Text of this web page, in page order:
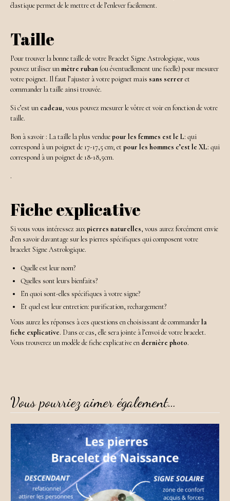
élastique permet de le mettre et de l’enlever facilement.
Taille
Pour trouver la bonne taille de votre Bracelet Signe Astrologique, vous
pouvez utiliser unmètre ruban (ou éventuellement une ficelle) pour mesurer
votre poignet. Il faut l’ajuster à votre poignet mais sans serrer et
commander la taille ainsi trouvée.
Si c’est un cadeau, vous pouvez mesurer le vôtre et voir en fonction de votre
taille.
Bon à savoir : La taille la plus venduepour les femmes est le L: qui
correspond à un poignet de 17-17,5 cm; et pour les hommes c’est le XL: qui
correspond à un poignet de 18-18,5cm.
.
Fiche explicative
Si vous vous intéressez auxpierres naturelles, vous aurez forcément envie
d’en savoir davantage sur les pierres spécifiques qui composent votre
bracelet Signe Astrologique.
Quelle est leur nom?
Quelles sont leurs bienfaits?
En quoi sont-elles spécifiques à votre signe?
Et quel est leur entretien: purification, rechargement?
Vous aurez les réponses à ces questions en choisissant de commanderla
fiche explicative. Dans ce cas, elle sera jointe à l’envoi de votre bracelet.
Vous trouverez un modèle de fiche explicative en dernière photo.
Vous pourriez aimer également…